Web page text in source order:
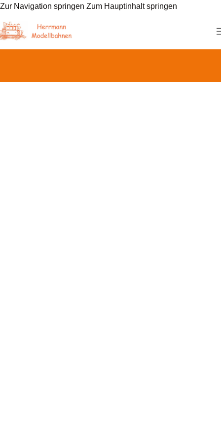
Zur Navigation springen Zum Hauptinhalt springen